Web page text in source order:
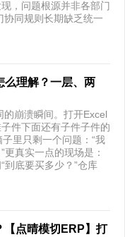
，问题根源并非各部门
同规则长期缺乏统一
么理解？一层、两
崩溃瞬间。打开Excel
件下面还有子件子件的
里只剩一个问题：“我
真实一点的现场是：
到底要买多少？”仓库
【点晴模切ERP】打